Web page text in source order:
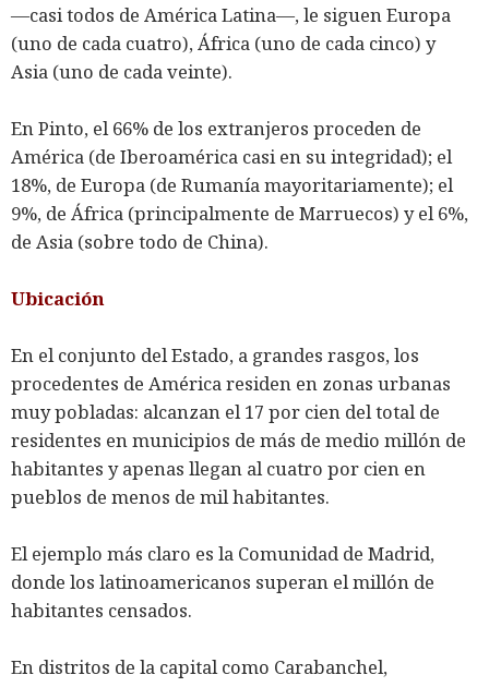
―casi todos de América Latina―, le siguen Europa
(uno de cada cuatro), África (uno de cada cinco) y
Asia (uno de cada veinte).
En Pinto, el 66% de los extranjeros proceden de
América (de Iberoamérica casi en su integridad); el
18%, de Europa (de Rumanía mayoritariamente); el
9%, de África (principalmente de Marruecos) y el 6%,
de Asia (sobre todo de China).
Ubicación
En el conjunto del Estado, a grandes rasgos, los
procedentes de América residen en zonas urbanas
muy pobladas: alcanzan el 17 por cien del total de
residentes en municipios de más de medio millón de
habitantes y apenas llegan al cuatro por cien en
pueblos de menos de mil habitantes.
El ejemplo más claro es la Comunidad de Madrid,
donde los latinoamericanos superan el millón de
habitantes censados.
En distritos de la capital como Carabanchel,